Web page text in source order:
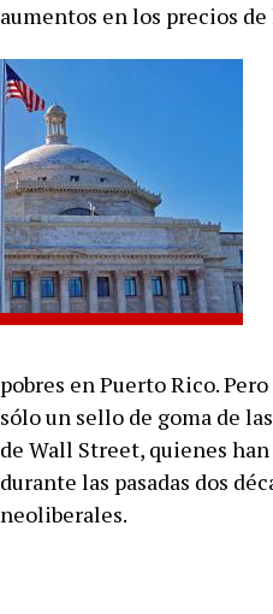
aumentos en los precios
pobres en Puerto Rico.
sólo un sello de goma de
de Wall Street, quienes
durante las pasadas dos
neoliberales.